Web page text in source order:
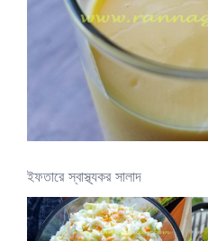
ইফতারে স্বাস্থ্যকর সালাদ